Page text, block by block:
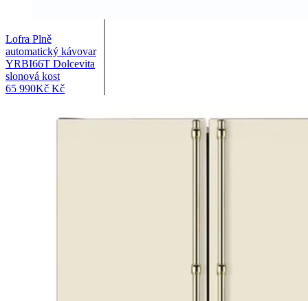
Lofra Plně
automatický kávovar
YRBI66T Dolcevita
slonová kost
65 990Kč Kč